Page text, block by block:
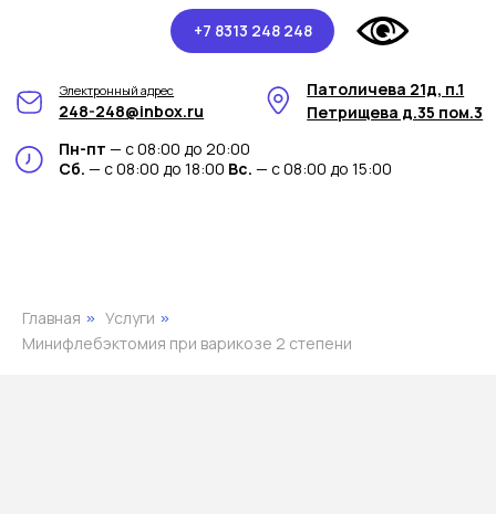
+7 8313 248 248
Пн-пт — с 08:00 до 20:00
Сб.— с 08:00 до 18:00Вс.— с 08:00 до 15:00
Главная » Услуги »
Минифлебэктомия при варикозе 2 степени